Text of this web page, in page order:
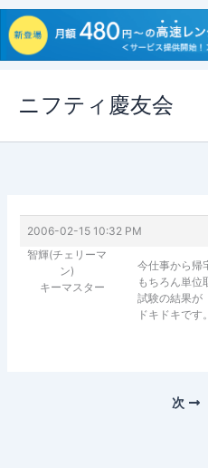
ス
ニフティ慶友会
2006-02-15 10:32 PM
智輝(チェリーマ
ン)
キーマスター
今仕事から帰
もちろん単
試験の結果が
ドキドキです。
次